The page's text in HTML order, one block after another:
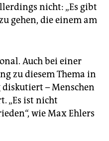
nicht: „Es gibt
gehen, die einem am
Auch bei einer
zu diesem Thema in
– Menschen
„Es ist nicht
wie Max Ehlers